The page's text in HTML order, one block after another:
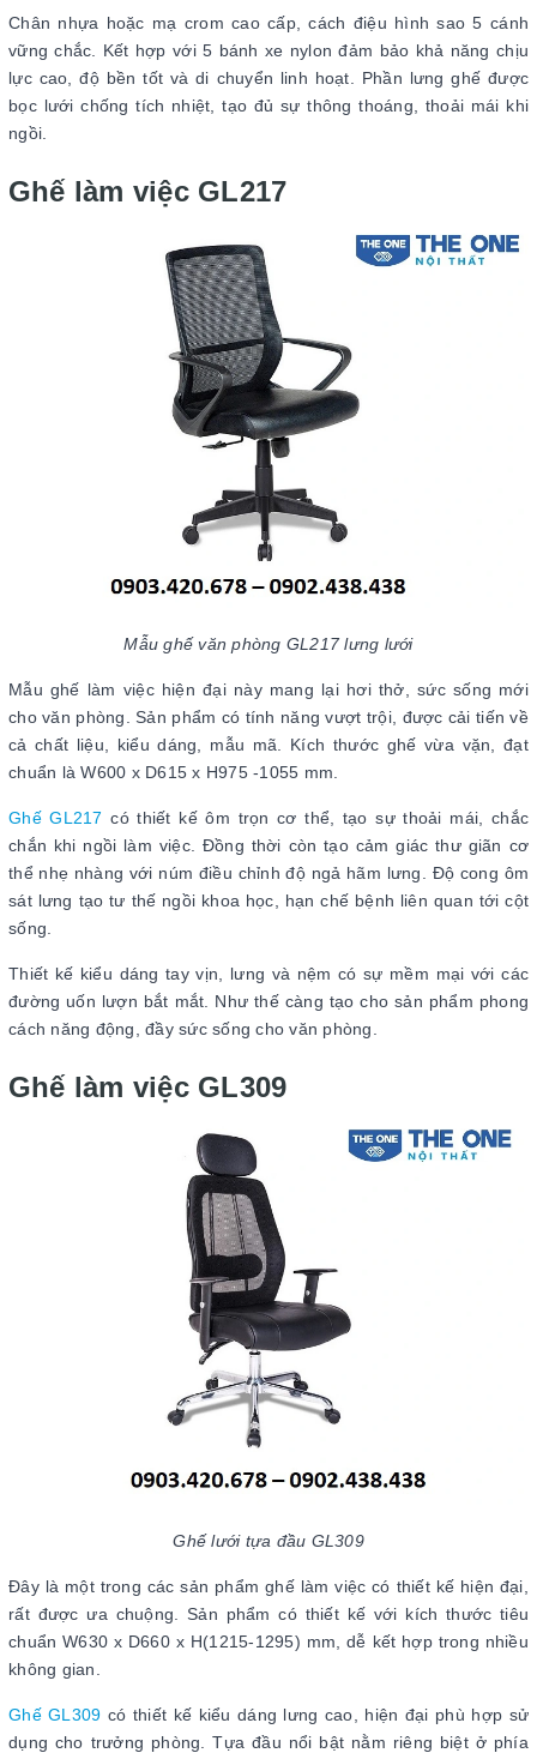
Chân nhựa hoặc mạ crom cao cấp, cách điệu hình sao 5 cánh
vững chắc. Kết hợp với 5 bánh xe nylon đảm bảo khả năng chịu
lực cao, độ bền tốt và di chuyển linh hoạt. Phần lưng ghế được
bọc lưới chống tích nhiệt, tạo đủ sự thông thoáng, thoải mái khi
ngồi.
Ghế làm việc GL217
Mẫu ghế văn phòng GL217 lưng lưới
Mẫu ghế làm việc hiện đại này mang lại hơi thở, sức sống mới
cho văn phòng. Sản phẩm có tính năng vượt trội, được cải tiến về
cả chất liệu, kiểu dáng, mẫu mã. Kích thước ghế vừa vặn, đạt
chuẩn là W600 x D615 x H975 -1055 mm.
Ghế GL217 có thiết kế ôm trọn cơ thể, tạo sự thoải mái, chắc
chắn khi ngồi làm việc. Đồng thời còn tạo cảm giác thư giãn cơ
thể nhẹ nhàng với núm điều chỉnh độ ngả hãm lưng. Độ cong ôm
sát lưng tạo tư thế ngồi khoa học, hạn chế bệnh liên quan tới cột
sống.
Thiết kế kiểu dáng tay vịn, lưng và nệm có sự mềm mại với các
đường uốn lượn bắt mắt. Như thế càng tạo cho sản phẩm phong
cách năng động, đầy sức sống cho văn phòng.
Ghế làm việc GL309
Ghế lưới tựa đầu GL309
Đây là một trong các sản phẩm ghế làm việc có thiết kế hiện đại,
rất được ưa chuộng. Sản phẩm có thiết kế với kích thước tiêu
chuẩn W630 x D660 x H(1215-1295) mm, dễ kết hợp trong nhiều
không gian.
Ghế GL309 có thiết kế kiểu dáng lưng cao, hiện đại phù hợp sử
dụng cho trưởng phòng. Tựa đầu nổi bật nằm riêng biệt ở phía